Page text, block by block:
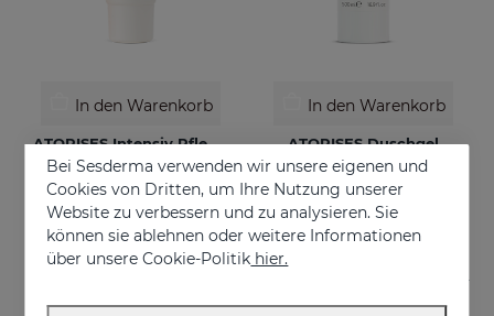
In den Warenkorb
ATOPISES Intensiv Pflegende Feuchtigkeitscreme
Für zu Atopie neigende Haut
€ 26,95
In den Warenkorb
ATOPISES Duschgel
Für zu Atopie neigende Haut
€ 12,95
Bei Sesderma verwenden wir unsere eigenen und
Cookies von Dritten, um Ihre Nutzung unserer
Website zu verbessern und zu analysieren. Sie
können sie ablehnen oder weitere Informationen
über unsere Cookie-Politik hier.